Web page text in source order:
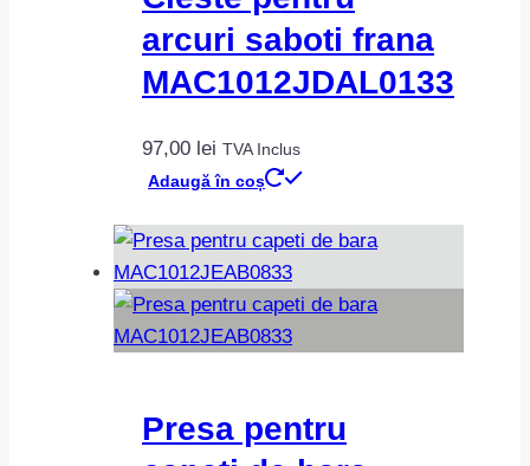
arcuri saboti frana
MAC1012JDAL0133
97,00 lei TVA Inclus
Adaugă în coș
Presa pentru